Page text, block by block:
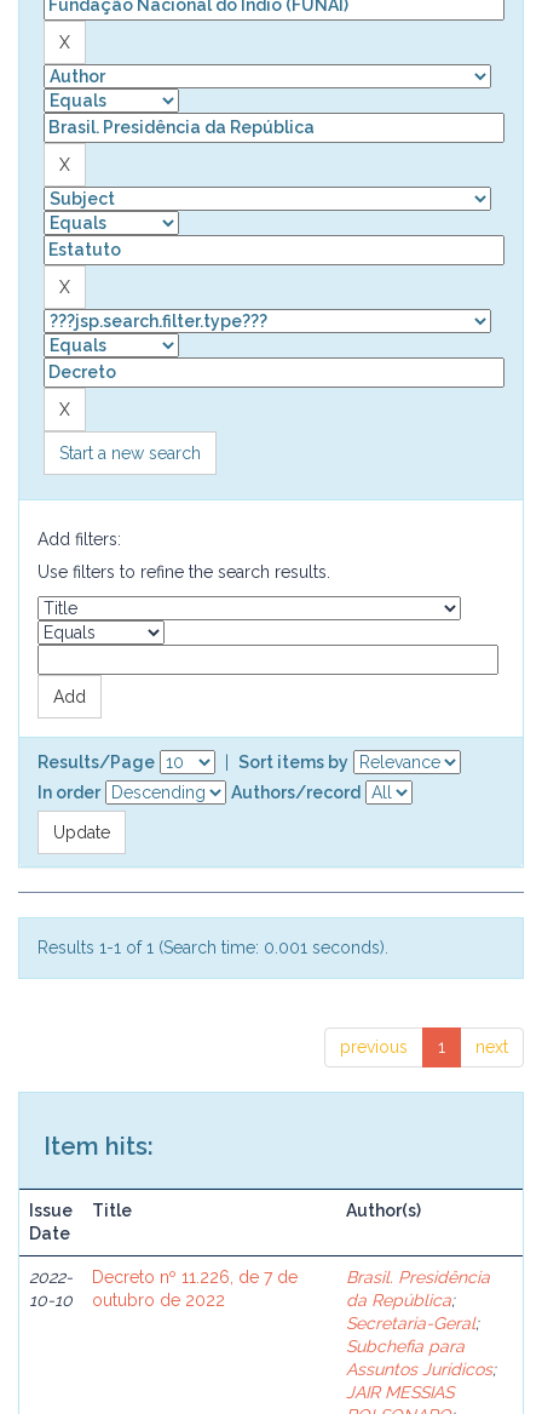
Start a new search
Add filters:
Use filters to refine the search results.
Results/Page
Sort items by
In order
Authors/record
Results 1-1 of 1 (Search time: 0.001 seconds).
previous 1 next
Item hits:
Issue
Date
Title Author(s)
2022-
10-10
Decreto nº 11.226, de 7 de
outubro de 2022
Brasil. Presidência
da República;
Secretaria-Geral;
Subchefia para
Assuntos Jurídicos;
JAIR MESSIAS